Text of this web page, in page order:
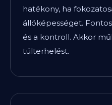
hatékony, ha
állóképességet.
és a kontroll. Akkor
túlterhelést.